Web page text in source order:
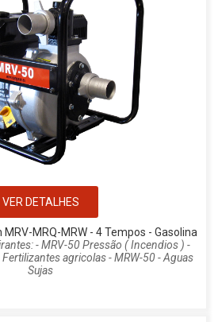
VER DETALHES
MRQ-MRW - 4 Tempos - Gasolina
- MRV-50 Pressão ( Incendios ) -
agricolas - MRW-50 - Aguas
Sujas